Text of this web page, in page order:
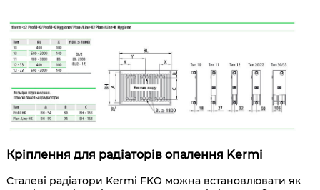
Кріплення для радіаторів опалення Kermi
Сталеві радіатори Kermi FKO можна встановлювати як